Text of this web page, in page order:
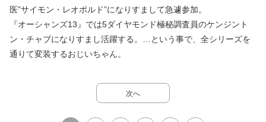
医”サイモン・レオポルド”になりすまして急遽参加。
『オーシャンズ13』では5ダイヤモンド極秘調査員のケンジント
ン・チャブになりすまし活躍する。…という事で、全シリーズを
通りて変装するおじいちゃん。
次へ